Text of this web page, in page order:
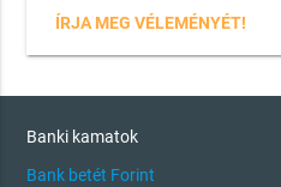
ÍRJA MEG VÉLEMÉNYÉT!
Banki kamatok
Bank betét Forint